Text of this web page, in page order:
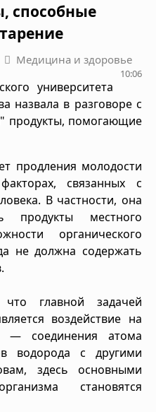
способные
Медицина и здоровье
10:06
университета
назвала в разговоре с
продукты, помогающие
продления молодости
связанных с
В частности, она
продукты местного
органического
не должна содержать
главной задачей
воздействие на
— соединения атома
водорода с другими
здесь основными
становятся